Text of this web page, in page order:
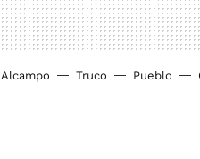
Alcampo Truco Pueblo